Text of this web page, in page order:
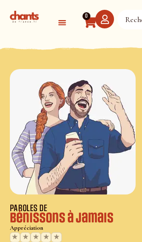
0
PAROLES DE
Bénissons à jamais
Appréciation
★
★ ★ ★ ★